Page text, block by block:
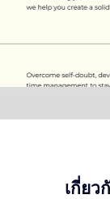
เกี่ยว